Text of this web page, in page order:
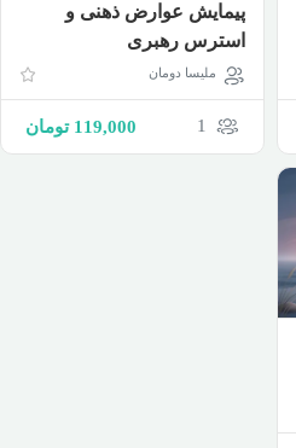
پیمایش عوارض ذهنی و
استرس رهبری
ملیسا دومان
1
119,000 تومان